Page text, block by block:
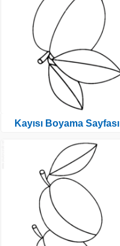
Kayısı Boyama Sayfası